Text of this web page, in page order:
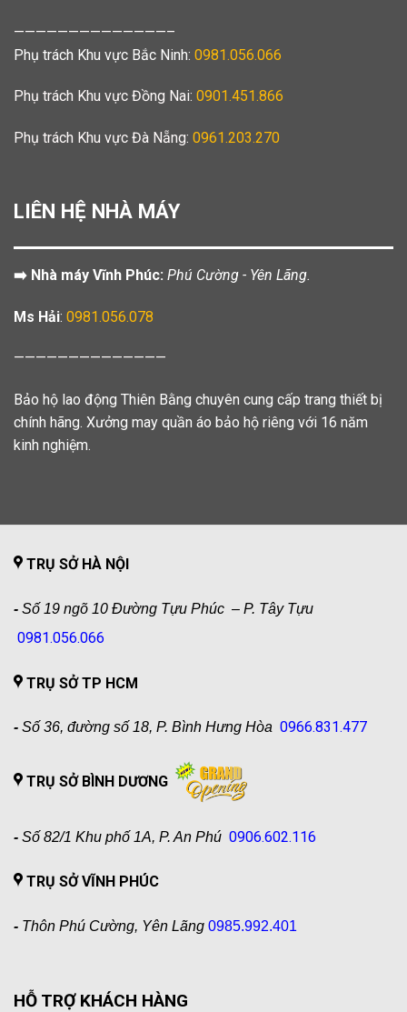
——————————————–
Phụ trách Khu vực Bắc Ninh: 0981.056.066
Phụ trách Khu vực Đồng Nai: 0901.451.866
Phụ trách Khu vực Đà Nẵng: 0961.203.270
LIÊN HỆ NHÀ MÁY
➡️ Nhà máy Vĩnh Phúc: Phú Cường - Yên Lãng.
Ms Hải: 0981.056.078
——————————————
Bảo hộ lao động Thiên Bằng chuyên cung cấp trang thiết bị
chính hãng. Xưởng may quần áo bảo hộ riêng với 16 năm
kinh nghiệm.
TRỤ SỞ HÀ NỘI
- Số 19 ngõ 10 Đường Tựu Phúc – P. Tây Tựu
0981.056.066
TRỤ SỞ TP HCM
- Số 36, đường số 18, P. Bình Hưng Hòa 0966.831.477
TRỤ SỞ BÌNH DƯƠNG
- Số 82/1 Khu phố 1A, P. An Phú 0906.602.116
TRỤ SỞ VĨNH PHÚC
- Thôn Phú Cường, Yên Lãng 0985.992.401
HỖ TRỢ KHÁCH HÀNG